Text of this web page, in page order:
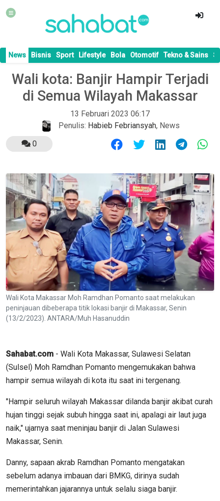
News Bisnis Sport Lifestyle Bola Otomotif Tekno & Sains
Wali kota: Banjir Hampir Terjadi
di Semua Wilayah Makassar
13 Februari 2023 06:17
Penulis: Habieb Febriansyah, News
0
Wali Kota Makassar Moh Ramdhan Pomanto saat melakukan
peninjauan dibeberapa titik lokasi banjir di Makassar, Senin
(13/2/2023). ANTARA/Muh Hasanuddin
Sahabat.com - Wali Kota Makassar, Sulawesi Selatan
(Sulsel) Moh Ramdhan Pomanto mengemukakan bahwa
hampir semua wilayah di kota itu saat ini tergenang.
"Hampir seluruh wilayah Makassar dilanda banjir akibat curah
hujan tinggi sejak subuh hingga saat ini, apalagi air laut juga
naik," ujarnya saat meninjau banjir di Jalan Sulawesi
Makassar, Senin.
Danny, sapaan akrab Ramdhan Pomanto mengatakan
sebelum adanya imbauan dari BMKG, dirinya sudah
memerintahkan jajarannya untuk selalu siaga banjir.